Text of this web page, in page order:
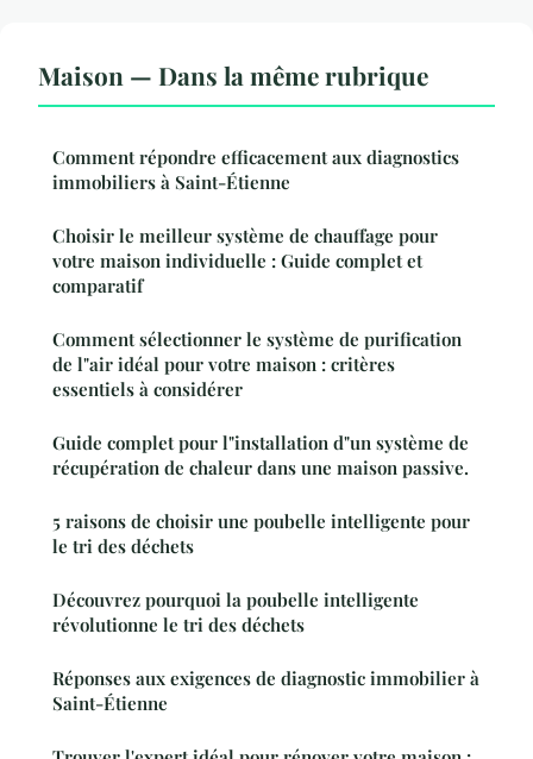
Maison — Dans la même rubrique
Comment répondre efficacement aux diagnostics
immobiliers à Saint-Étienne
Choisir le meilleur système de chauffage pour
votre maison individuelle : Guide complet et
comparatif
Comment sélectionner le système de purification
de l"air idéal pour votre maison : critères
essentiels à considérer
Guide complet pour l"installation d"un système de
récupération de chaleur dans une maison passive.
5 raisons de choisir une poubelle intelligente pour
le tri des déchets
Découvrez pourquoi la poubelle intelligente
révolutionne le tri des déchets
Réponses aux exigences de diagnostic immobilier à
Saint-Étienne